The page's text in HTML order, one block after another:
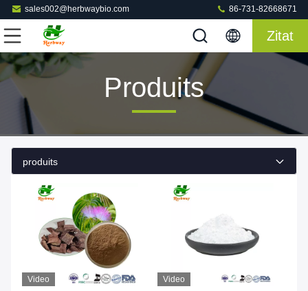
sales002@herbwaybio.com 86-731-82668671
Zitat
Produits
produits
Video Video